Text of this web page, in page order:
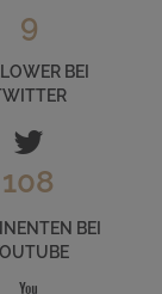
9
BEI
108
BEI